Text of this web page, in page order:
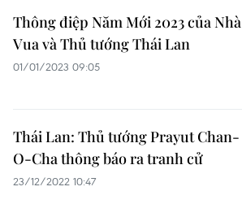
Thông điệp Năm Mới 2023 của Nhà
Vua và Thủ tướng Thái Lan
01/01/2023 09:05
Thái Lan: Thủ tướng Prayut Chan-
O-Cha thông báo ra tranh cử
23/12/2022 10:47